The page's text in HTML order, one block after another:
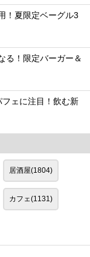
！夏限定ベーグル3
る！限定バーガー＆
ェに注目！飲む新
居酒屋(1804)
カフェ(1131)